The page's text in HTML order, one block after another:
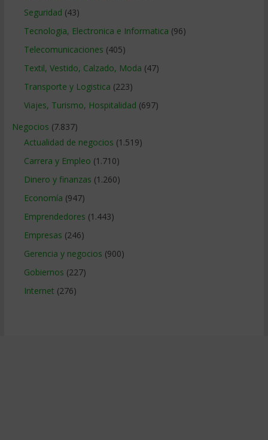
Seguridad (43)
Tecnologia, Electronica e Informatica (96)
Telecomunicaciones (405)
Textil, Vestido, Calzado, Moda (47)
Transporte y Logistica (223)
Viajes, Turismo, Hospitalidad (697)
Negocios (7.837)
Actualidad de negocios (1.519)
Carrera y Empleo (1.710)
Dinero y finanzas (1.260)
Economía (947)
Emprendedores (1.443)
Empresas (246)
Gerencia y negocios (900)
Gobiernos (227)
Internet (276)